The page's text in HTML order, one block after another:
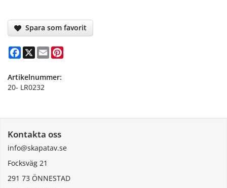
Spara som favorit
Facebook
X Email
Artikelnummer:
20- LR0232
Kontakta oss
info@skapatav.se
Focksväg 21
291 73 ÖNNESTAD